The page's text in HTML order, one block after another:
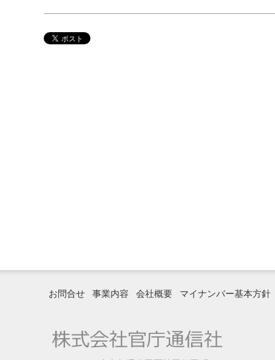
お問合せ 事業内容 会社概要 マイナンバー基本方針